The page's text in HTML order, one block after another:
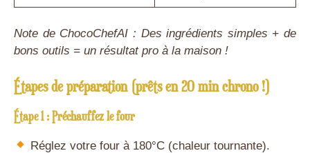
Note de ChocoChefAI : Des ingrédients simples + de
bons outils = un résultat pro à la maison !
Étapes de préparation (prêts en 20 min chrono !)
Étape 1 : Préchauffez le four
Réglez votre four à 180°C (chaleur tournante).